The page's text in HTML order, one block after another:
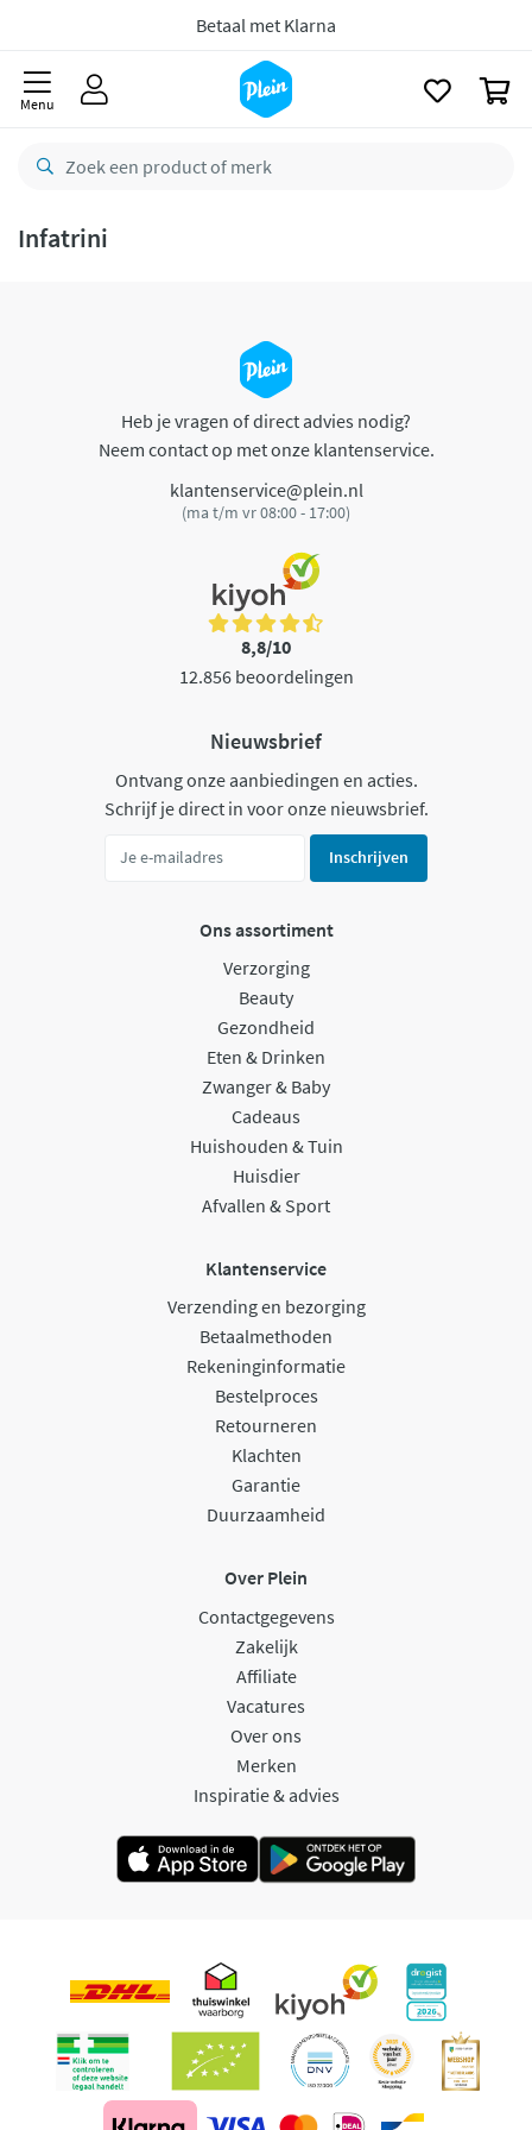
Betaal met Klarna
Menu
Infatrini
Heb je vragen of direct advies nodig?
Neem contact op met onze klantenservice.
klantenservice@plein.nl
(ma t/m vr 08:00 - 17:00)
8,8/10
12.856 beoordelingen
Nieuwsbrief
Ontvang onze aanbiedingen en acties.
Schrijf je direct in voor onze nieuwsbrief.
Inschrijven
Ons assortiment
Verzorging
Beauty
Gezondheid
Eten & Drinken
Zwanger & Baby
Cadeaus
Huishouden & Tuin
Huisdier
Afvallen & Sport
Klantenservice
Verzending en bezorging
Betaalmethoden
Rekeninginformatie
Bestelproces
Retourneren
Klachten
Garantie
Duurzaamheid
Over Plein
Contactgegevens
Zakelijk
Affiliate
Vacatures
Over ons
Merken
Inspiratie & advies